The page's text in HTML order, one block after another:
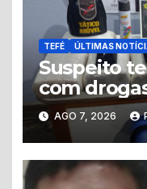
TEFÉ ÚLTIMAS
Suspeito
com
levando a
de tráfico
AGO 7, 2026